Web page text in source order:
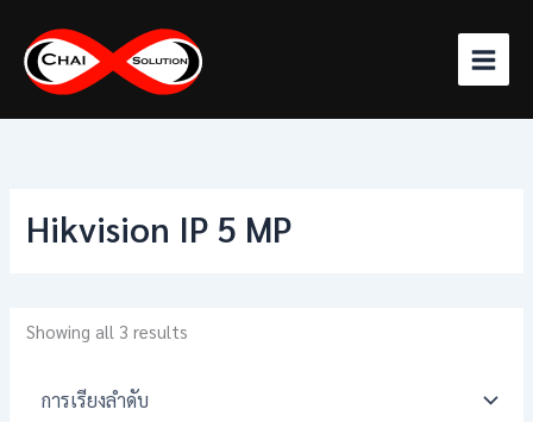
content
Hikvision IP 5 MP
Showing all 3 results